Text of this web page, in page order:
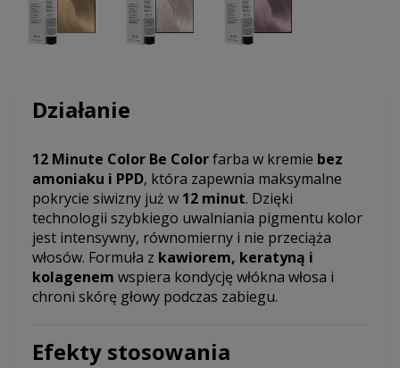
Działanie
12 Minute Color Be Colorfarba w kremie bez
amoniaku i PPD, która zapewnia maksymalne
pokrycie siwizny już w 12 minut. Dzięki
technologii szybkiego uwalniania pigmentu kolor
jest intensywny, równomierny i nie przeciąża
włosów. Formuła z kawiorem, keratyną i
kolagenem wspiera kondycję włókna włosa i
chroni skórę głowy podczas zabiegu.
Efekty stosowania